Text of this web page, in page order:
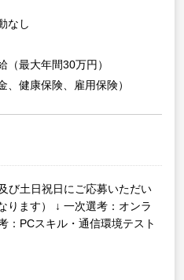
なし
最大年間30万円）
健康保険、雇用保険）
び土日祝日にご応募いただい
ります）
↓ 一次選考：オンラ
：PCスキル・通信環境テスト